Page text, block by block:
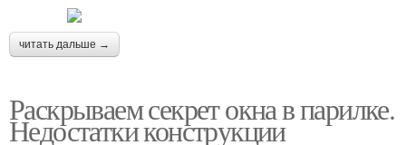
читать дальше →
Раскрываем секрет окна в парилке.
Недостатки конструкции